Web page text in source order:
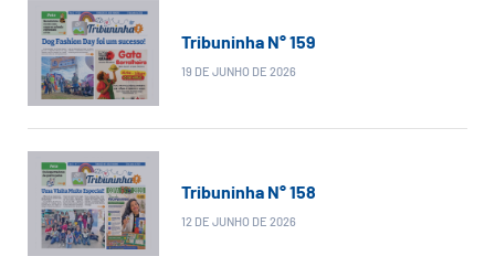
Tribuninha N° 159
19 DE JUNHO DE 2026
Tribuninha N° 158
12 DE JUNHO DE 2026